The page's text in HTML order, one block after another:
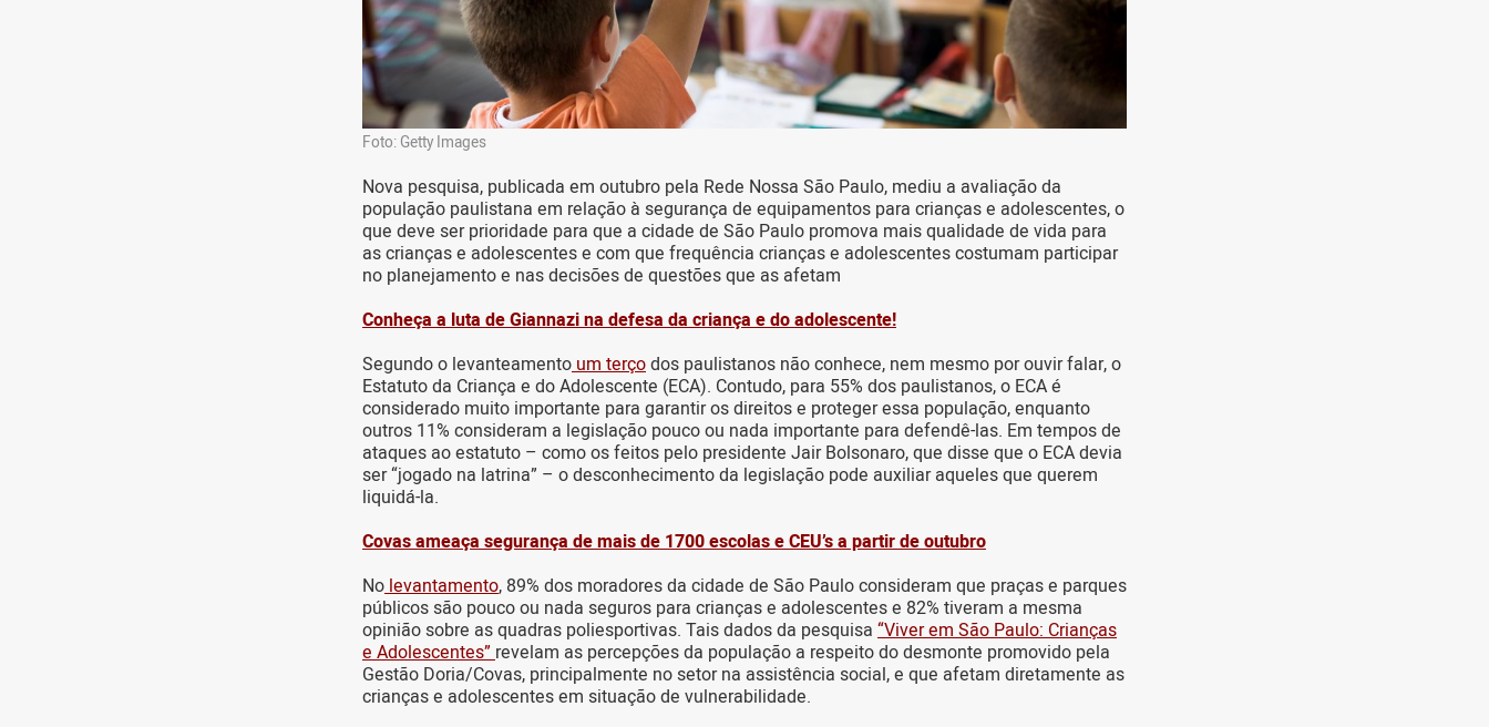
Foto: Getty Images
Nova pesquisa, publicada em outubro pela Rede Nossa São Paulo, mediu a avaliação da
população paulistana em relação à segurança de equipamentos para crianças e adolescentes, o
que deve ser prioridade para que a cidade de São Paulo promova mais qualidade de vida para
as crianças e adolescentes e com que frequência crianças e adolescentes costumam participar
no planejamento e nas decisões de questões que as afetam
Conheça a luta de Giannazi na defesa da criança e do adolescente!
Segundo o levanteamentoum terçodos paulistanos não conhece, nem mesmo por ouvir falar, o
Estatuto da Criança e do Adolescente (ECA). Contudo, para 55% dos paulistanos, o ECA é
considerado muito importante para garantir os direitos e proteger essa população, enquanto
outros 11% consideram a legislação pouco ou nada importante para defendê-las. Em tempos de
ataques ao estatuto – como os feitos pelo presidente Jair Bolsonaro, que disse que o ECA devia
ser “jogado na latrina” – o desconhecimento da legislação pode auxiliar aqueles que querem
liquidá-la.
Covas ameaça segurança de mais de 1700 escolas e CEU’s a partir de outubro
Nolevantamento, 89% dos moradores da cidade de São Paulo consideram que praças e parques
públicos são pouco ou nada seguros para crianças e adolescentes e 82% tiveram a mesma
opinião sobre as quadras poliesportivas. Tais dados da pesquisa “Viver em São Paulo: Crianças
e Adolescentes”revelam as percepções da população a respeito do desmonte promovido pela
Gestão Doria/Covas, principalmente no setor na assistência social, e que afetam diretamente as
crianças e adolescentes em situação de vulnerabilidade.